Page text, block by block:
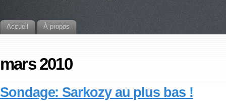
Accueil À propos
mars 2010
Sondage: Sarkozy au plus bas !